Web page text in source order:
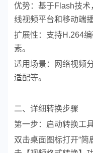
优势：基于Flash技
线视频平台和移动端播
扩展性：支持H.264
素。
适用场景：网络视频
适配等。
二、详细转换步骤
第一步：启动转换工
双击桌面图标打开“简